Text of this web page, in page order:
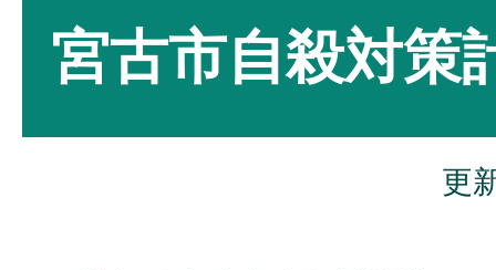
宮古市自殺対策
更